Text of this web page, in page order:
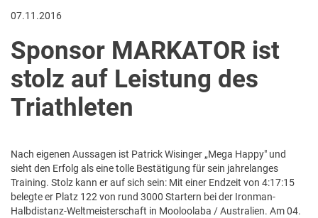
07.11.2016
Sponsor MARKATOR ist
stolz auf Leistung des
Triathleten
Nach eigenen Aussagen ist Patrick Wisinger „Mega Happy" und
sieht den Erfolg als eine tolle Bestätigung für sein jahrelanges
Training. Stolz kann er auf sich sein: Mit einer Endzeit von 4:17:15
belegte er Platz 122 von rund 3000 Startern bei der Ironman-
Halbdistanz-Weltmeisterschaft in Mooloolaba / Australien. Am 04.